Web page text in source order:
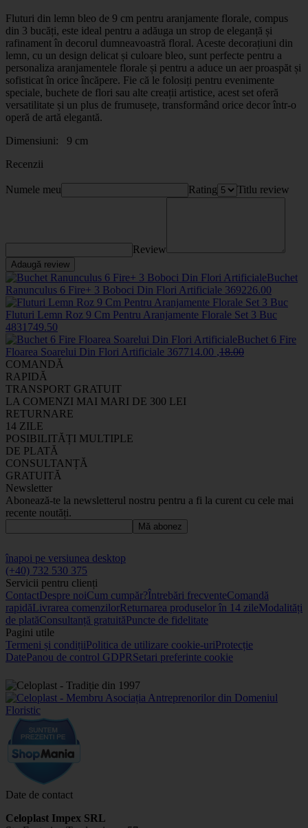
Fluturi din lemn bleo de 9 cm pentru aranjamente florale, compus
din 3 bucăți, este ideal pentru a adăuga un strop de eleganță și
rafinament în decorul dumneavoastră floral. Aceste decorațiuni din
lemn, cu un design delicat și culoare bleo, sunt perfecte pentru a
personaliza aranjamentele florale și pentru a aduce un aer proaspăt și
sofisticat în orice încăpere. Fie că le folosiți pentru evenimente
speciale, buchete de flori sau alte creații artistice, acest set oferă
versatilitate și un plus de frumusețe, transformând orice decor într-o
operă de artă elegantă.
Dimensiuni: 9 cm
Recenzii
Numele meu Rating Titlu review
Review
Adaugă review
Buchet
Ranunculus 6 Fire+ 3 Boboci Din Flori Artificiale 369226.00
Fluturi Lemn Roz 9 Cm Pentru Aranjamente Florale Set 3 Buc
4831749.50
Buchet 6 Fire
Floarea Soarelui Din Flori Artificiale 367714.00 ,18.00
COMANDĂ
RAPIDĂ
TRANSPORT GRATUIT
LA COMENZI MAI MARI DE 300 LEI
RETURNARE
14 ZILE
POSIBILITĂȚI MULTIPLE
DE PLATĂ
CONSULTANȚĂ
GRATUITĂ
Newsletter
Abonează-te la newsletterul nostru pentru a fi la curent cu cele mai
recente noutăți.
Mă abonez
înapoi pe versiunea desktop
(+40) 732 530 375
Servicii pentru clienți
ContactDespre noiCum cumpăr?Întrebări frecventeComandă
rapidăLivrarea comenzilorReturnarea produselor în 14 zileModalități
de platăConsultanță gratuităPuncte de fidelitate
Pagini utile
Termeni și condițiiPolitica de utilizare cookie-uriProtecție
DatePanou de control GDPRSetari preferinte cookie
Date de contact
Celoplast Impex SRL